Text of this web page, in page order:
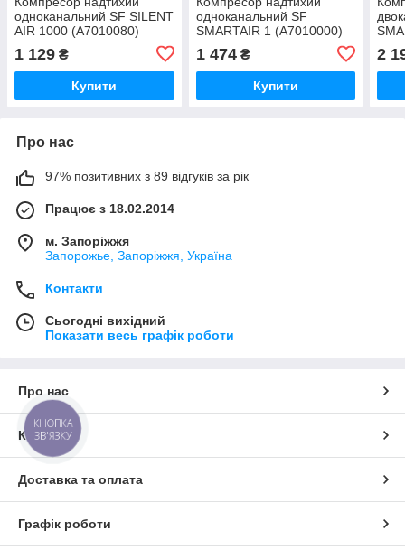
одноканальний SF SILENT
AIR 1000 (A7010080)
1 129 ₴
Купити
одноканальний SF
SMARTAIR 1 (A7010000)
1 474₴
Купити
2
Про нас
97% позитивних з 89 відгуків за рік
Працює з 18.02.2014
м. Запоріжжя
Запорожье, Запоріжжя, Україна
Контакти
Сьогодні вихідний
Показати весь графік роботи
Про нас
Контакти
Доставка та оплата
Графік роботи
КНОПКА
ЗВ'ЯЗКУ